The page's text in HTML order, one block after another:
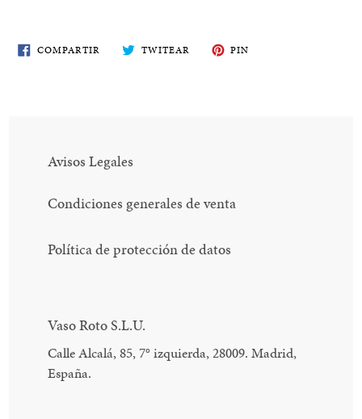
COMPARTIR COMPARTE
EN
TWITEAR TWITEA
EN
PIN
Avisos Legales
Condiciones generales de venta
Política de protección de datos
Vaso Roto S.L.U.
Calle Alcalá, 85, 7° izquierda, 28009. Madrid,
España.